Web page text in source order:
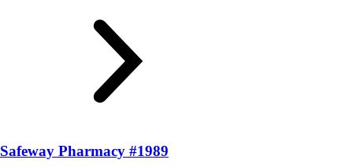
Safeway Pharmacy #1989